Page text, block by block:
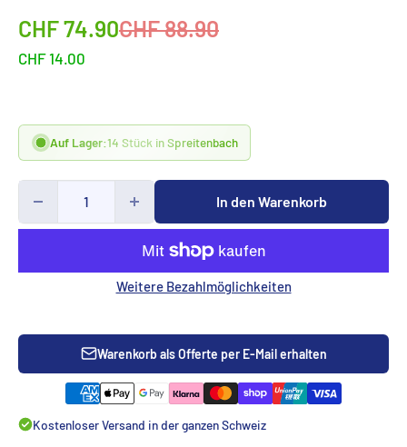
Sonderpreis
CHF 74.90Normalpreis
CHF 88.90
CHF 14.00
Auf Lager:14 Stück in Spreitenbach
In den Warenkorb
Weitere Bezahlmöglichkeiten
Warenkorb als Offerte per E-Mail erhalten
Kostenloser Versand in der ganzen Schweiz